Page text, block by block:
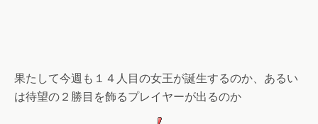
果たして今週も１４人目の女王が誕生するのか、あるい
は待望の２勝目を飾るプレイヤーが出るのか